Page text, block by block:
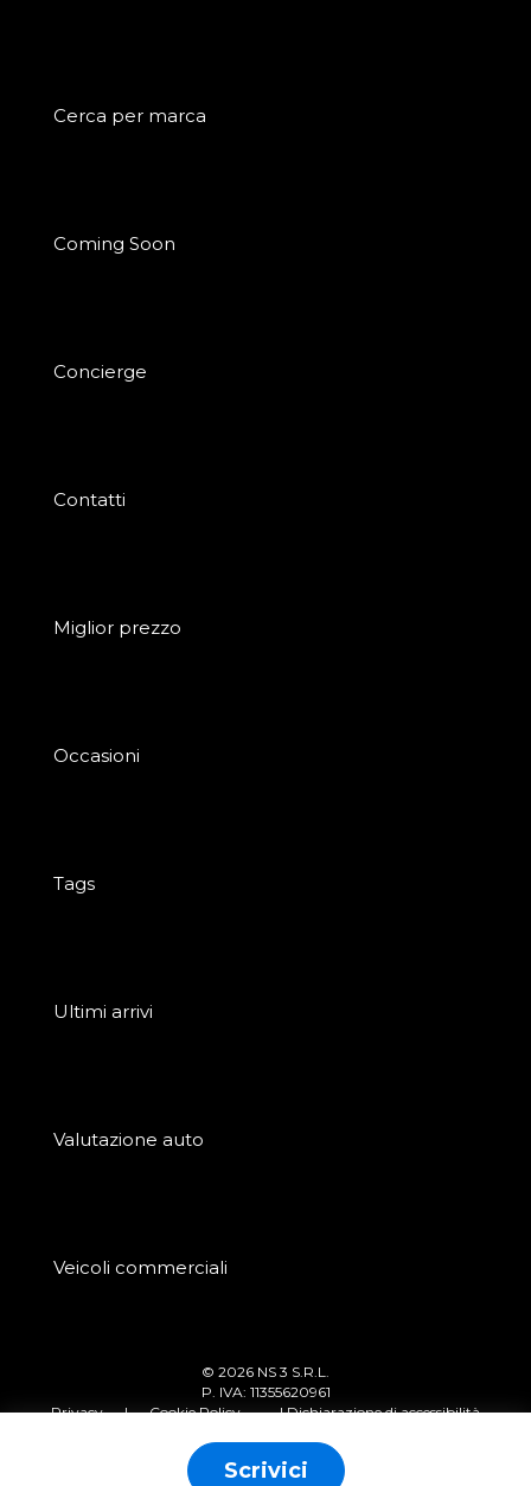
Cerca per marca
Coming Soon
Concierge
Contatti
Miglior prezzo
Occasioni
Tags
Ultimi arrivi
Valutazione auto
Veicoli commerciali
© 2026 NS 3 S.R.L.
P. IVA: 11355620961
Privacy
| Cookie Policy | Dichiarazione di accessibilità
Scrivici